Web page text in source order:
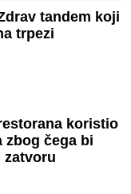
tandem koji
trpezi
koristio
zbog čega bi
zatvoru